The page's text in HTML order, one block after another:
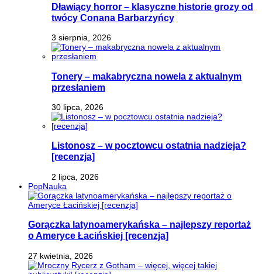
Dławiący horror – klasyczne historie grozy od
twócy Conana Barbarzyńcy
3 sierpnia, 2026
Tonery – makabryczna nowela z aktualnym
przesłaniem
30 lipca, 2026
Listonosz – w pocztowcu ostatnia nadzieja?
[recenzja]
2 lipca, 2026
PopNauka
Gorączka latynoamerykańska – najlepszy reportaż
o Ameryce Łacińskiej [recenzja]
27 kwietnia, 2026